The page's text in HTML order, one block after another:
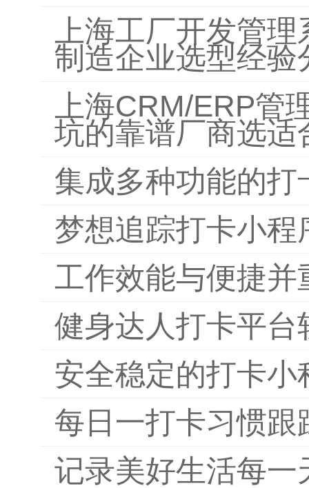
上海工厂开发管
制造企业选型经验
上海CRM/ERP管
坑的靠谱厂商选适
集成多种功能的
梦想追踪打卡小程
工作效能与便捷
健身达人打卡平台
安全稳定的打卡小
每日一打卡习惯跟
记录美好生活每一